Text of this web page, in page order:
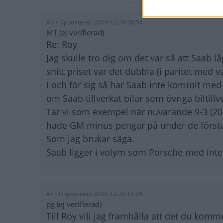
#b • Uppdaterat: 2009-12-24 00:54
MT (ej verifierad)
Re: Roy
Jag skulle tro dig om det var så att Saab
snitt priset var det dubbla (i paritet med
I och för sig så har Saab inte kommit
om Saab tillverkat bilar som övriga
Tar vi som exempel när nuvarande 9-3
hade GM minus pengar på under de
Som jag brukar säga.
Saab ligger i volym som Porsche med
#c • Uppdaterat: 2009-12-26 18:29
pg (ej verifierad)
Till Roy vill jag framhålla att det du